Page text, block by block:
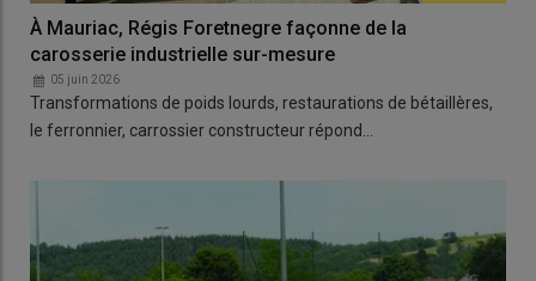
À Mauriac, Régis Foretnegre façonne de la
carosserie industrielle sur-mesure
05 juin 2026
Transformations de poids lourds, restaurations de bétaillères,
le ferronnier, carrossier constructeur répond…